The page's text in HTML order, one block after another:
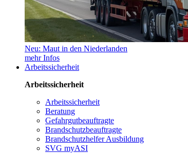
Neu: Maut in den Niederlanden
mehr Infos
Arbeitssicherheit
Arbeitssicherheit
Arbeitssicherheit
Beratung
Gefahrgutbeauftragte
Brandschutzbeauftragte
Brandschutzhelfer Ausbildung
SVG myASI